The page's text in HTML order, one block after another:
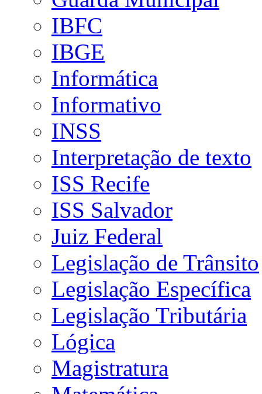
IBFC
IBGE
Informática
Informativo
INSS
Interpretação de texto
ISS Recife
ISS Salvador
Juiz Federal
Legislação de Trânsito
Legislação Específica
Legislação Tributária
Lógica
Magistratura